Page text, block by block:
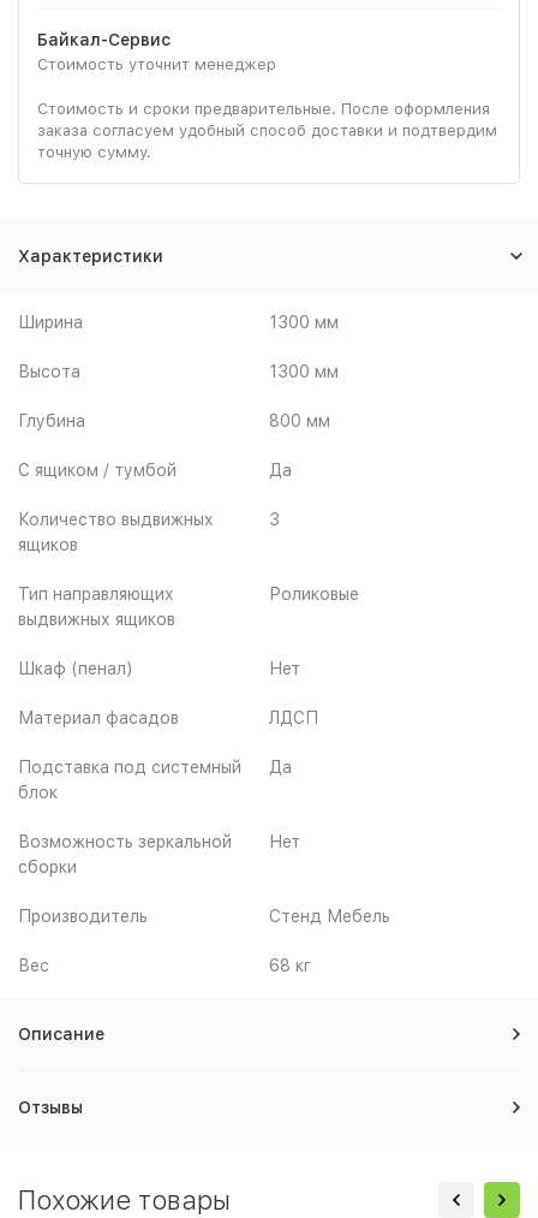
Байкал-Сервис
Стоимость уточнит менеджер
Стоимость и сроки предварительные. После оформления
заказа согласуем удобный способ доставки и подтвердим
точную сумму.
Характеристики
Ширина 1300 мм
Высота 1300 мм
Глубина 800 мм
С ящиком / тумбой Да
Количество выдвижных
ящиков
3
Тип направляющих
выдвижных ящиков
Роликовые
Шкаф (пенал) Нет
Материал фасадов ЛДСП
Подставка под системный
блок
Да
Возможность зеркальной
сборки
Нет
Производитель Стенд Мебель
Вес 68 кг
Описание
Отзывы
Похожие товары